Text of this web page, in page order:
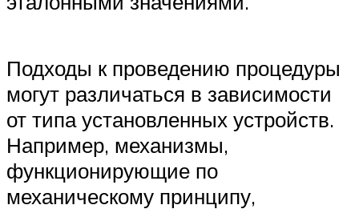
Подходы к проведению процедуры
могут различаться в зависимости
от типа установленных устройств.
Например, механизмы,
функционирующие по
механическому принципу,